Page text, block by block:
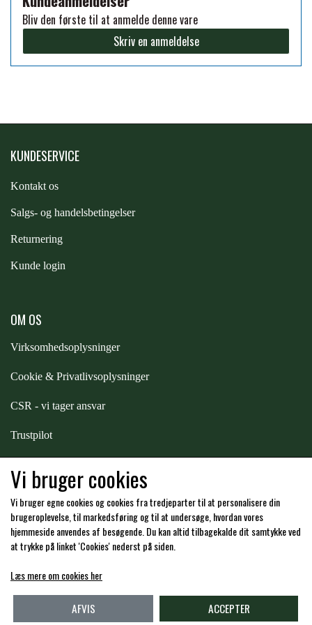
PREMIER EQUINE KØLETERAPI
PREMIER EQUINE RYTTER
LIKIT
STUD MUFFIN
TKO
WAHLSTEN
Bliv den første til at anmelde denne vare
Skriv en anmeldelse
KUNDESERVICE
Kontakt os
Salgs- og handelsbetingelser
Returnering
Kunde login
OM OS
Virksomhedsoplysninger
Cookie & Privatlivsoplysninger
CSR - vi tager ansvar
Trustpilot
Hos os kan du betale med:
Vi bruger cookies
Vi bruger egne cookies og cookies fra tredjeparter til at personalisere din
brugeroplevelse, til markedsføring og til at undersøge, hvordan vores
hjemmeside anvendes af besøgende. Du kan altid tilbagekalde dit samtykke ved
at trykke på linket 'Cookies' nederst på siden.
Læs mere om cookies her
AFVIS ACCEPTER